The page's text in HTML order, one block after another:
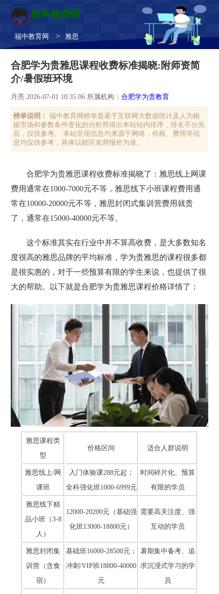
福中教育网 > 雅思
合肥学为贵雅思课程收费标准揭晓:附师资简
介/暑假班环境
月亮 2026-07-01 10:35:06 所属机构：合肥学为贵教育
榜单说明：
福中教育网榜单是基于互联网大数据统计及人为根
据市场和参数条件变化的分析而得出本站站内排序，排名不分先
后，仅供参考。 本站呈现信息均来源于网络，价格、费用等信
息均仅供参考，具体以校区老师报价为准。
合肥学为贵雅思课程收费标准揭晓了：雅思线上网课
费用通常在1000-7000元不等，雅思线下小班课程费用通
常在10000-20000元不等，雅思封闭式集训营费用就贵
了，通常在15000-40000元不等。
这个标准其实在行业中并不算高收费，是大多数知名
度很高的雅思品牌的平均标准，学为贵雅思的课程很多都
是很实惠的，对于一些预算有限的学生来说，也提供了很
大的帮助。以下就是合肥学为贵雅思课程价格详情了：
雅思课程类
型
价格区间 适合人群说明
雅思线上/网
课班
入门体验课288元起；
全科强化班1000-6999元
时间碎片化、预算
有限的学员
雅思线下精
品小班（3-8
人）
12000-20200元（基础强
化班13000-18800元）
需要高关注度、强
互动的学员
雅思封闭集
训营（含食
宿）
基础班16000-28500元；
冲刺/VIP班18800-40000
元
暑期集中备考、追
求沉浸式学习的学
员